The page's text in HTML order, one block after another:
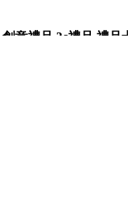
禮品,3c禮品,禮品